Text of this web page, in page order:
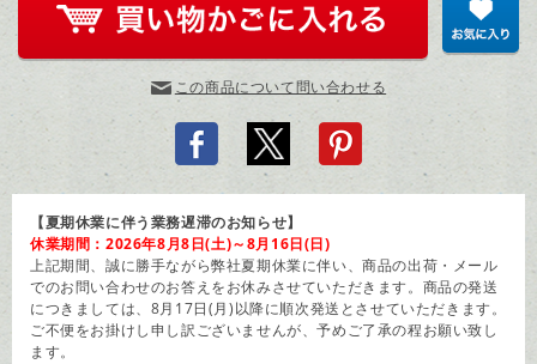
この商品について問い合わせる
【夏期休業に伴う業務遅滞のお知らせ】
休業期間：2026年8月8日(土)～8月16日(日)
上記期間、誠に勝手ながら弊社夏期休業に伴い、商品の出荷・メール
でのお問い合わせのお答えをお休みさせていただきます。商品の発送
につきましては、8月17日(月)以降に順次発送とさせていただきます。
ご不便をお掛けし申し訳ございませんが、予めご了承の程お願い致し
ます。